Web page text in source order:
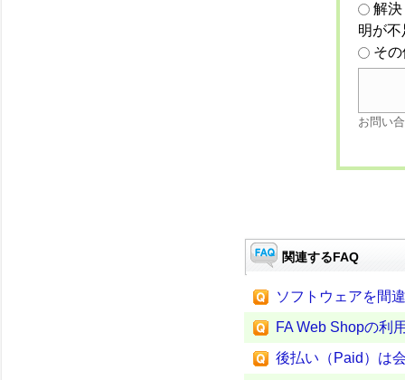
解
明が
そ
お問い
関連するFAQ
ソフトウェアを間
FA Web Shopの利
後払い（Paid）は